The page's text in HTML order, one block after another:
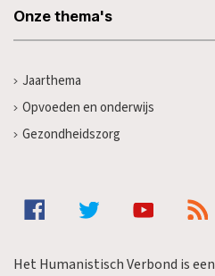
Onze thema's
Jaarthema
Opvoeden en onderwijs
Gezondheidszorg
Het Humanistisch Verbond is een